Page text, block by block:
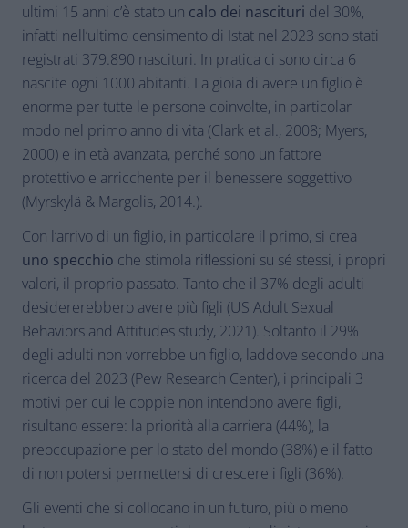
ultimi 15 anni c’è stato un calo dei nascituri del 30%,
infatti nell’ultimo censimento di Istat nel 2023 sono stati
registrati 379.890 nascituri. In pratica ci sono circa 6
nascite ogni 1000 abitanti. La gioia di avere un figlio è
enorme per tutte le persone coinvolte, in particolar
modo nel primo anno di vita (Clark et al., 2008; Myers,
2000) e in età avanzata, perché sono un fattore
protettivo e arricchente per il benessere soggettivo
(Myrskylä & Margolis, 2014.).
Con l’arrivo di un figlio, in particolare il primo, si crea
uno specchio che stimola riflessioni su sé stessi, i propri
valori, il proprio passato. Tanto che il 37% degli adulti
desidererebbero avere più figli (US Adult Sexual
Behaviors and Attitudes study, 2021). Soltanto il 29%
degli adulti non vorrebbe un figlio, laddove secondo una
ricerca del 2023 (Pew Research Center), i principali 3
motivi per cui le coppie non intendono avere figli,
risultano essere: la priorità alla carriera (44%), la
preoccupazione per lo stato del mondo (38%) e il fatto
di non potersi permettersi di crescere i figli (36%).
Gli eventi che si collocano in un futuro, più o meno